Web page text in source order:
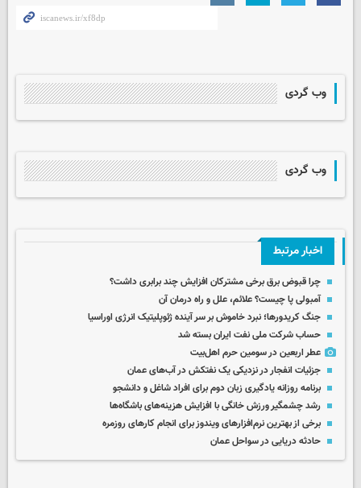
وب گردی
وب گردی
اخبار مرتبط
چرا قبوض برق برخی مشترکان افزایش چند برابری داشت؟
آمبولی پا چیست؟ علائم، علل و راه درمان آن
جنگ کریدورها؛ نبرد خاموش بر سر آینده ژئوپلیتیک انرژی اوراسیا
حساب‌ شرکت ملی نفت ایران بسته شد
عطر اربعین در سومین حرم اهل‌بیت
جزئیات انفجار در نزدیکی یک نفتکش در آب‌های عمان
برنامه روزانه یادگیری زبان دوم برای افراد شاغل و دانشجو
رشد چشمگیر ورزش خانگی با افزایش هزینه‌های باشگاه‌ها
برخی از بهترین نرم‌افزارهای ویندوز برای انجام کارهای روزمره
حادثه دریایی در سواحل عمان